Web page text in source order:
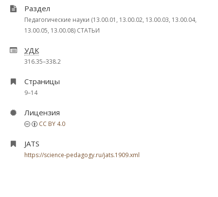
Раздел
Педагогические науки (13.00.01, 13.00.02, 13.00.03, 13.00.04,
13.00.05, 13.00.08) СТАТЬИ
УДК
316.35–338.2
Страницы
9–14
Лицензия
CC BY 4.0
JATS
https://science-pedagogy.ru/jats.1909.xml